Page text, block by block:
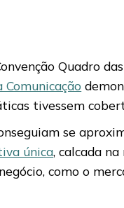
Quadro
Comunicação
tivessem
se
única, calcada
como o